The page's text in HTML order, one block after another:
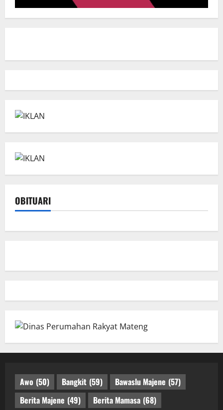
OBITUARI
Awo (50) Bangkit (59) Bawaslu Majene (57)
Berita Majene (49) Berita Mamasa (68)